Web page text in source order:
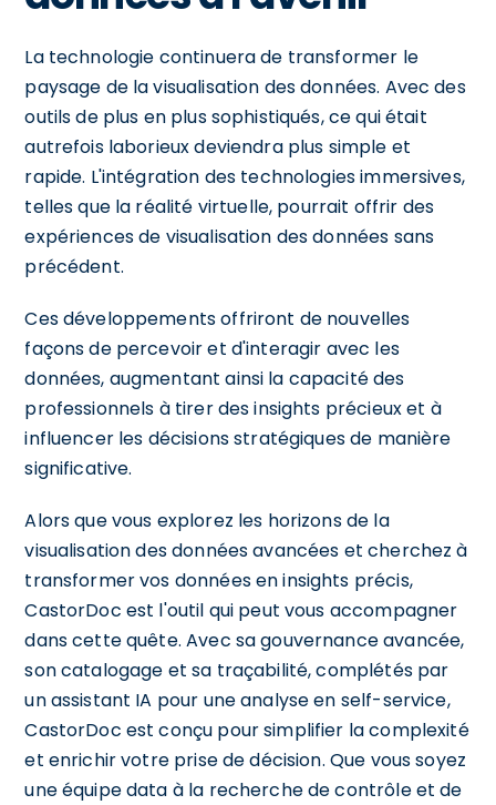
La technologie continuera de transformer le
paysage de la visualisation des données. Avec des
outils de plus en plus sophistiqués, ce qui était
autrefois laborieux deviendra plus simple et
rapide. L'intégration des technologies immersives,
telles que la réalité virtuelle, pourrait offrir des
expériences de visualisation des données sans
précédent.
Ces développements offriront de nouvelles
façons de percevoir et d'interagir avec les
données, augmentant ainsi la capacité des
professionnels à tirer des insights précieux et à
influencer les décisions stratégiques de manière
significative.
Alors que vous explorez les horizons de la
visualisation des données avancées et cherchez à
transformer vos données en insights précis,
CastorDoc est l'outil qui peut vous accompagner
dans cette quête. Avec sa gouvernance avancée,
son catalogage et sa traçabilité, complétés par
un assistant IA pour une analyse en self-service,
CastorDoc est conçu pour simplifier la complexité
et enrichir votre prise de décision. Que vous soyez
une équipe data à la recherche de contrôle et de